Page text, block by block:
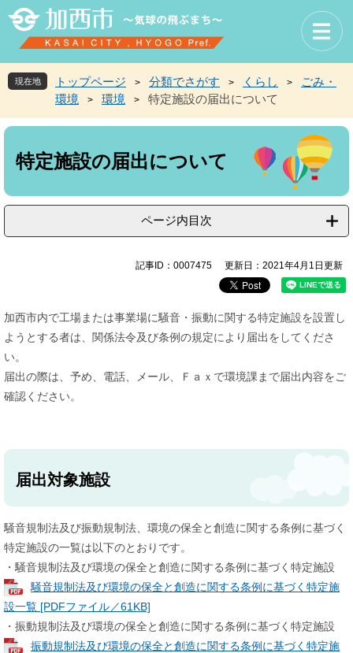
先
頭
す
を
飛
し
へ
現在地 トップページ > 分類でさがす > くらし >
ごみ・
環境
> 環境 > 特定施設の届出について
本
特定施設の届出について
ページ内目次
記事ID：0007475 更新日：2021年4月1日更新
加西市内で工場または事業場に騒音・振動に関する特定施設を設置し
ようとする者は、関係法令及び条例の規定により届出をしてくださ
い。
届出の際は、予め、電話、メール、Ｆａｘで環境課まで届出内容をご
確認ください。
届出対象施設
騒音規制法及び振動規制法、環境の保全と創造に関する条例に基づく
特定施設の一覧は以下のとおりです。
・騒音規制法及び環境の保全と創造に関する条例に基づく特定施設
騒音規制法及び環境の保全と創造に関する条例に基づく特定施
設一覧 [PDFファイル／61KB]
・振動規制法及び環境の保全と創造に関する条例に基づく特定施設
振動規制法及び環境の保全と創造に関する条例に基づく特定施